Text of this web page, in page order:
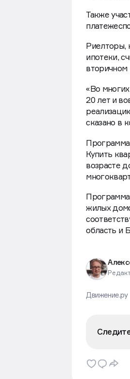
Также
Риелторы,
ипотеки,
вторичном
«Во
20 лет и
сказано в
Программа
Купить
возрасте
Программа
жилых
область и
Движение.ру